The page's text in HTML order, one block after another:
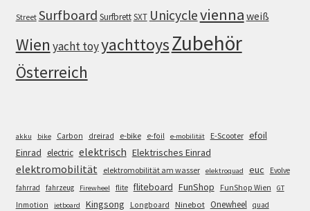
Street Surfboard SurfbrettSXT Unicyclevienna weiß
Wien yacht toyyachttoysZubehör
Österreich
akku bike Carbon dreirad e-bike e-foil e-mobilität E-Scooter efoil
Einrad electric elektrisch Elektrisches Einrad
elektromobilität elektromobilität am wasser elektroquad euc
Evolve
fahrrad
fahrzeug Firewheel flite fliteboard FunShop FunShop Wien GT
Inmotion jetboard Kingsong Longboard Ninebot Onewheel quad